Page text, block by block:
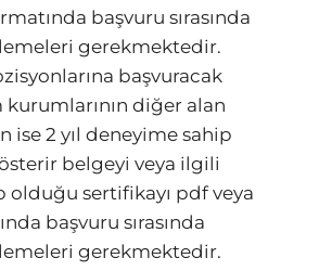
başvuru sırasında
gerekmektedir.
başvuracak
diğer alan
ise 2 yıl deneyime sahip
belgeyi veya ilgili
olduğu sertifikayı pdf veya
başvuru sırasında
gerekmektedir.